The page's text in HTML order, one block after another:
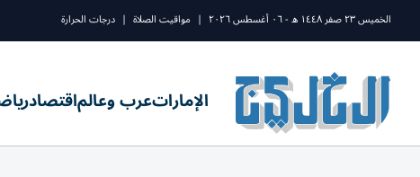
الخميس ٢٣ صفر ١٤٤٨ ه - ٠٦ أغسطس ٢٠٢٦ | مواقيت الصلاة | درجات الحرارة
الإماراتعرب وعالماقتصاد